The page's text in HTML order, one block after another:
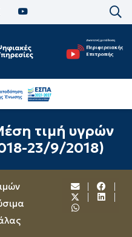
τιμή υγρών
23/9/2018)